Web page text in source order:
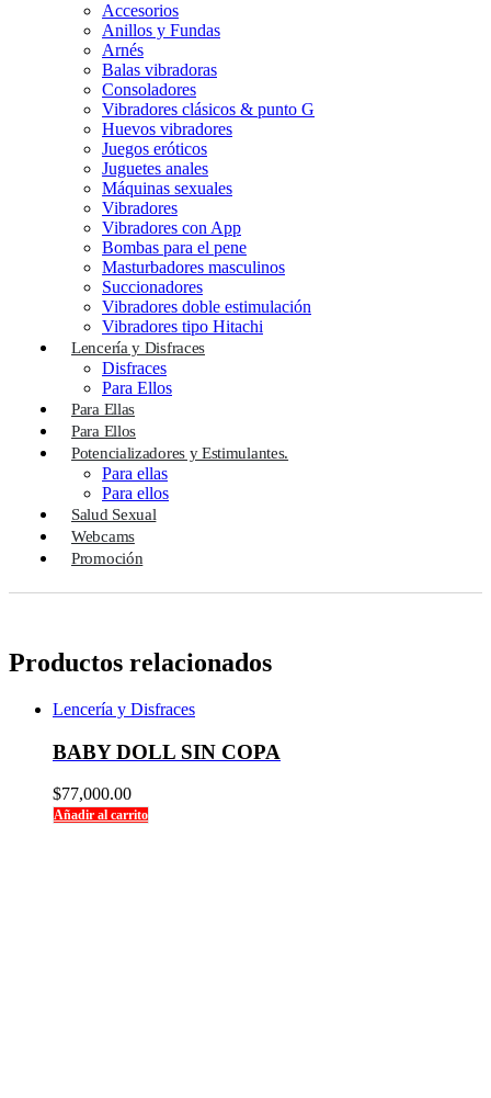
Accesorios
Anillos y Fundas
Arnés
Balas vibradoras
Consoladores
Vibradores clásicos & punto G
Huevos vibradores
Juegos eróticos
Juguetes anales
Máquinas sexuales
Vibradores
Vibradores con App
Bombas para el pene
Masturbadores masculinos
Succionadores
Vibradores doble estimulación
Vibradores tipo Hitachi
Lencería y Disfraces
Disfraces
Para Ellos
Para Ellas
Para Ellos
Potencializadores y Estimulantes.
Para ellas
Para ellos
Salud Sexual
Webcams
Promoción
Productos relacionados
Lencería y Disfraces
BABY DOLL SIN COPA
$77,000.00
Añadir al carrito